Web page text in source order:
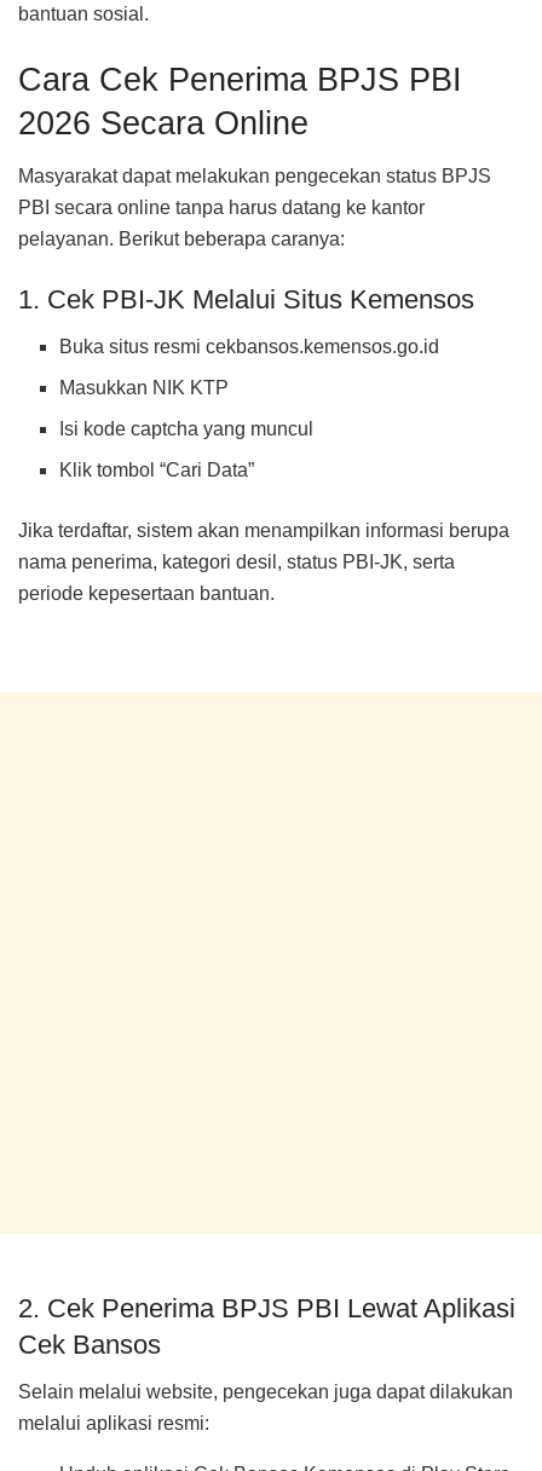
bantuan sosial.
Cara Cek Penerima BPJS PBI
2026 Secara Online
Masyarakat dapat melakukan pengecekan status BPJS
PBI secara online tanpa harus datang ke kantor
pelayanan. Berikut beberapa caranya:
1. Cek PBI-JK Melalui Situs Kemensos
Buka situs resmi cekbansos.kemensos.go.id
Masukkan NIK KTP
Isi kode captcha yang muncul
Klik tombol “Cari Data”
Jika terdaftar, sistem akan menampilkan informasi berupa
nama penerima, kategori desil, status PBI-JK, serta
periode kepesertaan bantuan.
2. Cek Penerima BPJS PBI Lewat Aplikasi
Cek Bansos
Selain melalui website, pengecekan juga dapat dilakukan
melalui aplikasi resmi: